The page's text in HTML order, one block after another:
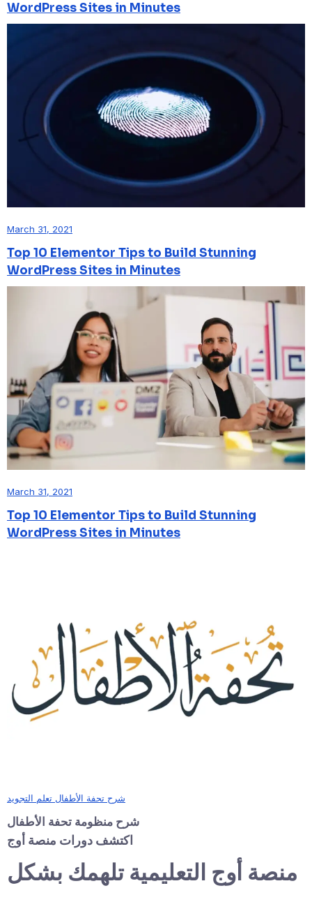
WordPress Sites in Minutes
March 31, 2021
Top 10 Elementor Tips to Build Stunning
WordPress Sites in Minutes
March 31, 2021
Top 10 Elementor Tips to Build Stunning
WordPress Sites in Minutes
شرح تحفة الأطفال تعلم التجويد
شرح منظومة تحفة الأطفال
اكتشف دورات منصة أوج
منصة أوج التعليمية تلهمك بشكل